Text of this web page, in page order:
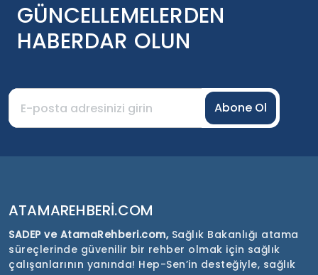
GÜNCELLEMELERDEN
HABERDAR OLUN
Abone Ol
ATAMAREHBERI.COM
SADEP ve AtamaRehberi.com, Sağlık Bakanlığı atama
süreçlerinde güvenilir bir rehber olmak için sağlık
çalışanlarının yanında! Hep-Sen’in desteğiyle, sağlık